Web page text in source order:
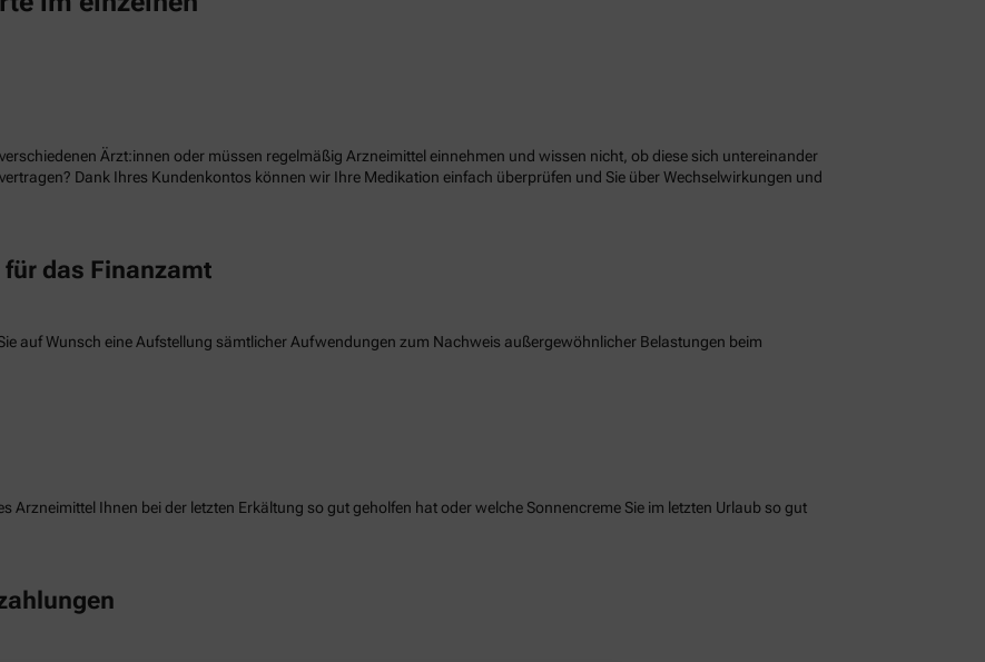
Ärzt:innen oder müssen regelmäßig Arzneimittel einnehmen und wissen nicht, ob diese sich untereinander
Dank Ihres Kundenkontos können wir Ihre Medikation einfach überprüfen und Sie über Wechselwirkungen und
das Finanzamt
auf Wunsch eine Aufstellung sämtlicher Aufwendungen zum Nachweis außergewöhnlicher Belastungen beim
Arzneimittel Ihnen bei der letzten Erkältung so gut geholfen hat oder welche Sonnencreme Sie im letzten Urlaub so gut